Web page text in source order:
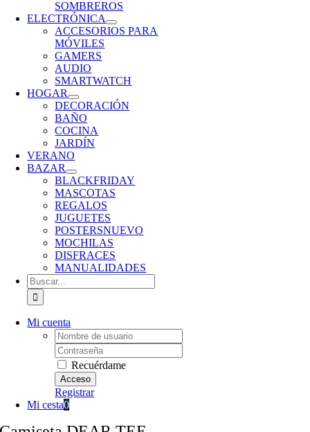
SOMBREROS
ELECTRÓNICA
ACCESORIOS PARA
MÓVILES
GAMERS
AUDIO
SMARTWATCH
HOGAR
DECORACIÓN
BAÑO
COCINA
JARDÍN
VERANO
BAZAR
BLACKFRIDAY
MASCOTAS
REGALOS
JUGUETES
POSTERSNUEVO
MOCHILAS
DISFRACES
MANUALIDADES
Buscar:
Mi cuenta
Username:
Password:
Recuérdame
Registrar
Mi cesta0